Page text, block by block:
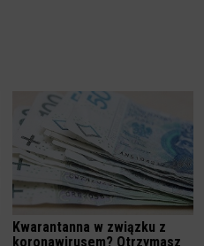
Kwarantanna w związku z
koronawirusem? Otrzymasz